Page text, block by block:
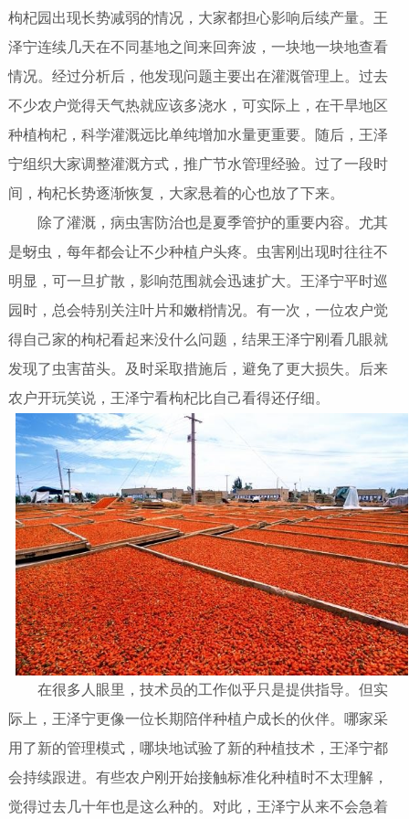
枸杞园出现长势减弱的情况，大家都担心影响后续产量。王
泽宁连续几天在不同基地之间来回奔波，一块地一块地查看
情况。经过分析后，他发现问题主要出在灌溉管理上。过去
不少农户觉得天气热就应该多浇水，可实际上，在干旱地区
种植枸杞，科学灌溉远比单纯增加水量更重要。随后，王泽
宁组织大家调整灌溉方式，推广节水管理经验。过了一段时
间，枸杞长势逐渐恢复，大家悬着的心也放了下来。
除了灌溉，病虫害防治也是夏季管护的重要内容。尤其
是蚜虫，每年都会让不少种植户头疼。虫害刚出现时往往不
明显，可一旦扩散，影响范围就会迅速扩大。王泽宁平时巡
园时，总会特别关注叶片和嫩梢情况。有一次，一位农户觉
得自己家的枸杞看起来没什么问题，结果王泽宁刚看几眼就
发现了虫害苗头。及时采取措施后，避免了更大损失。后来
农户开玩笑说，王泽宁看枸杞比自己看得还仔细。
在很多人眼里，技术员的工作似乎只是提供指导。但实
际上，王泽宁更像一位长期陪伴种植户成长的伙伴。哪家采
用了新的管理模式，哪块地试验了新的种植技术，王泽宁都
会持续跟进。有些农户刚开始接触标准化种植时不太理解，
觉得过去几十年也是这么种的。对此，王泽宁从来不会急着